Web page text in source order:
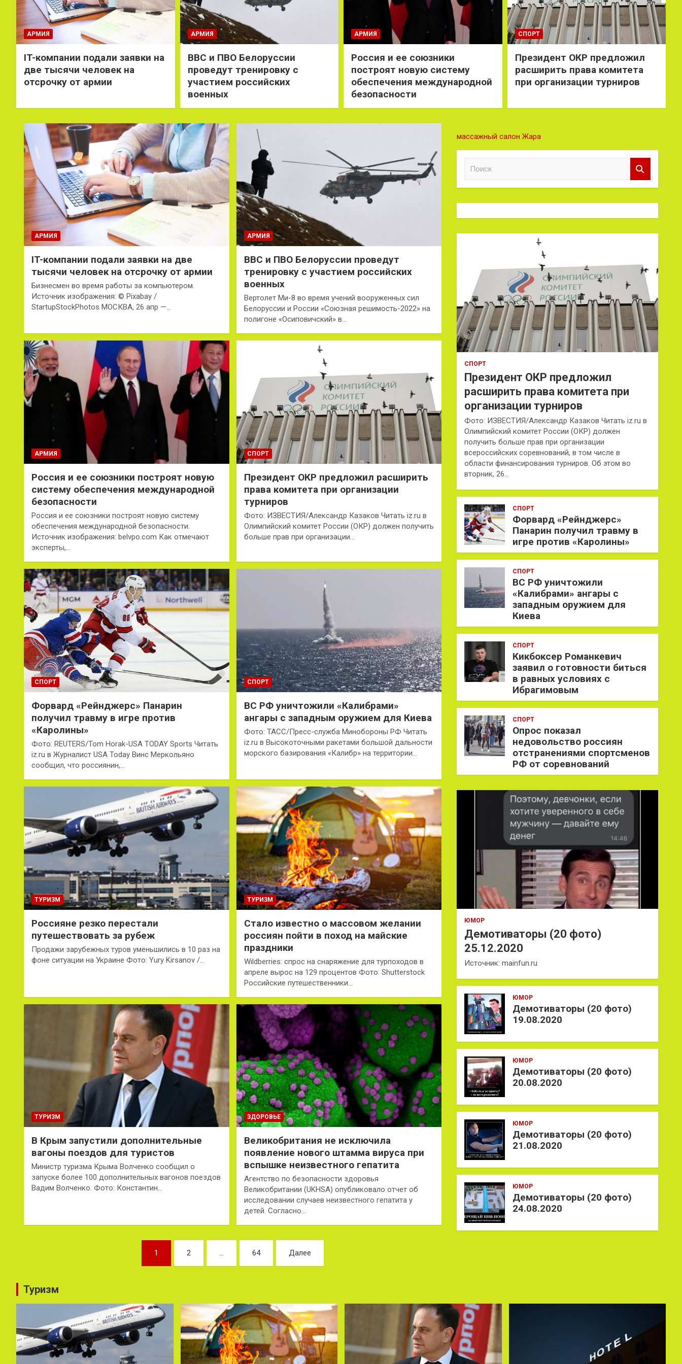
АРМИЯ
IT-компании подали заявки на
две тысячи человек на
отсрочку от армии
АРМИЯ
ВВС и ПВО Белоруссии
проведут тренировку с
участием российских
военных
АРМИЯ
Россия и ее союзники
построят новую систему
обеспечения международной
безопасности
СПОРТ
Президент ОКР предложил
расширить права комитета
при организации турниров
АРМИЯ
IT-компании подали заявки на две
тысячи человек на отсрочку от армии
Бизнесмен во время работы за компьютером.
Источник изображения: © Pixabay /
StartupStockPhotos МОСКВА, 26 апр —…
АРМИЯ
ВВС и ПВО Белоруссии проведут
тренировку с участием российских
военных
Вертолет Ми-8 во время учений вооруженных сил
Белоруссии и России «Союзная решимость-2022» на
полигоне «Осиповичский» в…
АРМИЯ
Россия и ее союзники построят новую
систему обеспечения международной
безопасности
Россия и ее союзники построят новую систему
обеспечения международной безопасности.
Источник изображения: belvpo.com Как отмечают
эксперты,…
СПОРТ
Президент ОКР предложил расширить
права комитета при организации
турниров
Фото: ИЗВЕСТИЯ/Александр Казаков Читать iz.ru в
Олимпийский комитет России (ОКР) должен получить
больше прав при организации…
СПОРТ
Форвард «Рейнджерс» Панарин
получил травму в игре против
«Каролины»
Фото: REUTERS/Tom Horak-USA TODAY Sports Читать
iz.ru в Журналист USA Today Винс Меркольяно
сообщил, что россиянин,…
СПОРТ
ВС РФ уничтожили «Калибрами»
ангары с западным оружием для Киева
Фото: ТАСС/Пресс-служба Минобороны РФ Читать
iz.ru в Высокоточными ракетами большой дальности
морского базирования «Калибр» на территории…
ТУРИЗМ
Россияне резко перестали
путешествовать за рубеж
Продажи зарубежных туров уменьшились в 10 раз на
фоне ситуации на Украине Фото: Yury Kirsanov /…
ТУРИЗМ
Стало известно о массовом желании
россиян пойти в поход на майские
праздники
Wildberries: спрос на снаряжение для турпоходов в
апреле вырос на 129 процентов Фото: Shutterstock
Российские путешественники…
ТУРИЗМ
В Крым запустили дополнительные
вагоны поездов для туристов
Министр туризма Крыма Волченко сообщил о
запуске более 100 дополнительных вагонов поездов
Вадим Волченко. Фото: Константин…
ЗДОРОВЬЕ
Великобритания не исключила
появление нового штамма вируса при
вспышке неизвестного гепатита
Агентство по безопасности здоровья
Великобритании (UKHSA) опубликовало отчет об
исследовании случаев неизвестного гепатита у
детей. Согласно…
1 2 … 64 Далее
массажный салон Жара
к
СПОРТ
Президент ОКР предложил
расширить права комитета при
организации турниров
Фото: ИЗВЕСТИЯ/Александр Казаков Читать iz.ru в
Олимпийский комитет России (ОКР) должен
получить больше прав при организации
всероссийских соревнований, в том числе в
области финансирования турниров. Об этом во
вторник, 26…
СПОРТ
Форвард «Рейнджерс»
Панарин получил травму в
игре против «Каролины»
СПОРТ
ВС РФ уничтожили
«Калибрами» ангары с
западным оружием для
Киева
СПОРТ
Кикбоксер Романкевич
заявил о готовности биться
в равных условиях с
Ибрагимовым
СПОРТ
Опрос показал
недовольство россиян
отстранениями спортсменов
РФ от соревнований
ЮМОР
Демотиваторы (20 фото)
25.12.2020
Источник: mainfun.ru
ЮМОР
Демотиваторы (20 фото)
19.08.2020
ЮМОР
Демотиваторы (20 фото)
20.08.2020
ЮМОР
Демотиваторы (20 фото)
21.08.2020
ЮМОР
Демотиваторы (20 фото)
24.08.2020
Туризм